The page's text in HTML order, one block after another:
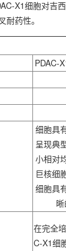
X1细胞对吉
药性。
PDAC-
细胞具
呈现典
小相对
巨核细
细胞具
晰
在完全
C-X1细